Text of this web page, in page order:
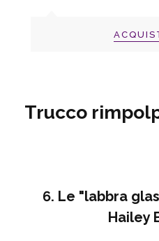
Trucco
6. Le "labbra
Hailey